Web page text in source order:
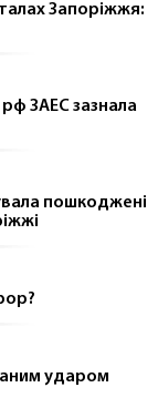
Запоріжжя:
ЗАЕС зазнала
пошкоджені
ударом